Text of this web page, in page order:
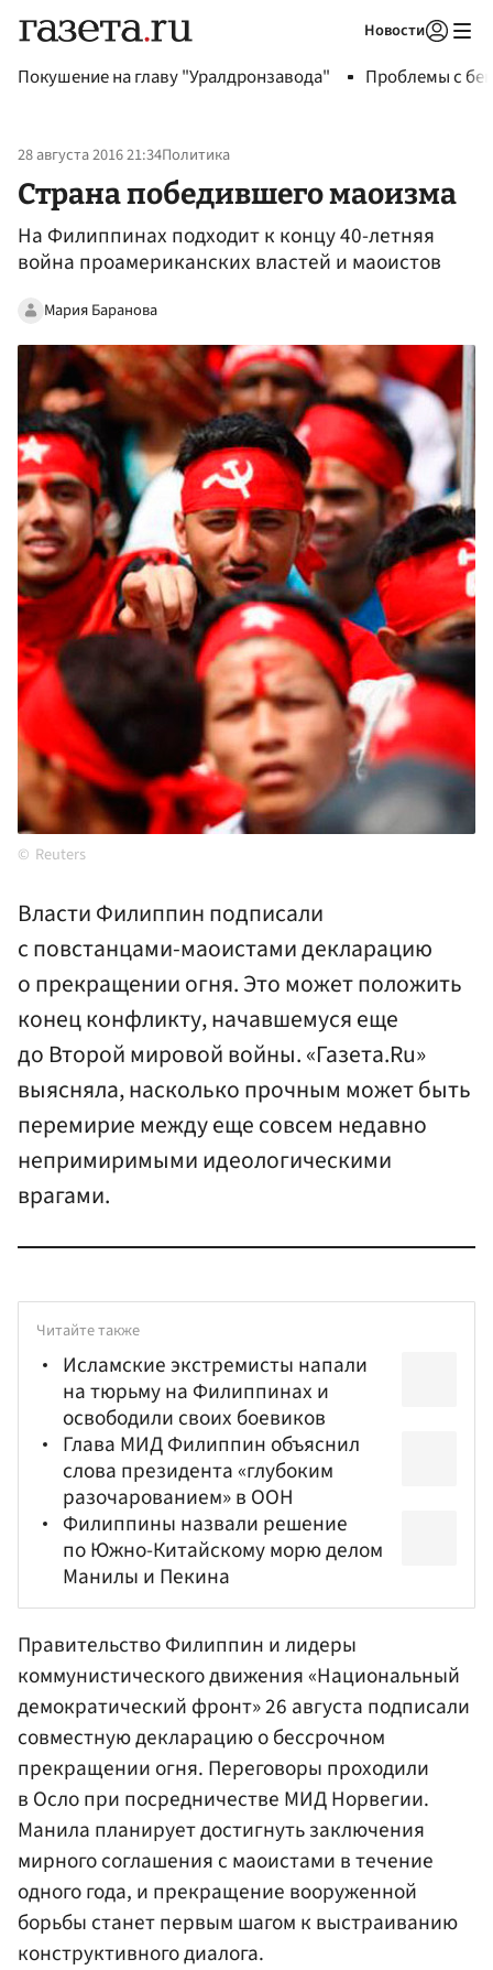
Новости
Покушение на главу "Уралдронзавода" Проблемы с
28 августа 2016 21:34Политика
Страна победившего маоизма
На Филиппинах подходит к концу 40-летняя
война проамериканских властей и маоистов
Мария Баранова
Reuters
Власти Филиппин подписали
с повстанцами-маоистами декларацию
о прекращении огня. Это может положить
конец конфликту, начавшемуся еще
до Второй мировой войны. «Газета.Ru»
выясняла, насколько прочным может быть
перемирие между еще совсем недавно
непримиримыми идеологическими
врагами.
Читайте также
Исламские экстремисты напали
на тюрьму на Филиппинах и
освободили своих боевиков
Глава МИД Филиппин объяснил
слова президента «глубоким
разочарованием» в ООН
Филиппины назвали решение
по Южно-Китайскому морю делом
Манилы и Пекина
Правительство Филиппин и лидеры
коммунистического движения «Национальный
демократический фронт» 26 августа подписали
совместную декларацию о бессрочном
прекращении огня. Переговоры проходили
в Осло при посредничестве МИДНорвегии.
Манила планирует достигнуть заключения
мирного соглашения с маоистами в течение
одного года, и прекращение вооруженной
борьбы станет первым шагом к выстраиванию
конструктивного диалога.